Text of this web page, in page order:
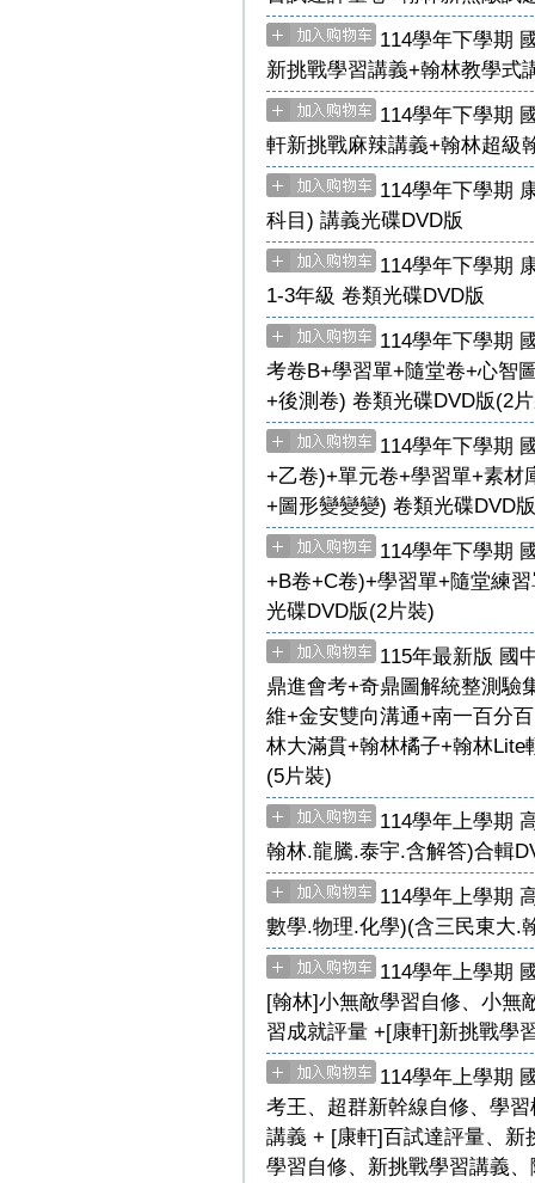
114學年下學期
新挑戰學習講義+翰林教學式
114學年下學期
軒新挑戰麻辣講義+翰林超級
114學年下學期
科目) 講義光碟DVD版
114學年下學期
1-3年級 卷類光碟DVD版
114學年下學期
考卷B+學習單+隨堂卷+心智
+後測卷) 卷類光碟DVD版(2
114學年下學期
+乙卷)+單元卷+學習單+素材
+圖形變變變) 卷類光碟DVD
114學年下學期
+B卷+C卷)+學習單+隨堂練
光碟DVD版(2片裝)
115年最新版 國
鼎進會考+奇鼎圖解統整測驗
維+金安雙向溝通+南一百分
林大滿貫+翰林橘子+翰林
(5片裝)
114學年上學期
翰林.龍騰.泰宇.含解答)合輯
114學年上學期
數學.物理.化學)(含三民東大.
114學年上學期
[翰林]小無敵學習自修、小無
習成就評量 +[康軒]新挑戰學
114學年上學期
考王、超群新幹線自修、學
講義 + [康軒]百試達評量、新
學習自修、新挑戰學習講義